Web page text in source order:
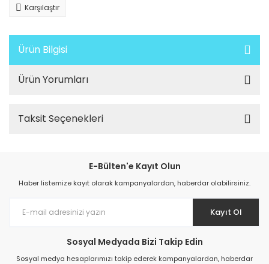
Karşılaştır
Ürün Bilgisi
Ürün Yorumları
Taksit Seçenekleri
E-Bülten'e Kayıt Olun
Haber listemize kayıt olarak kampanyalardan, haberdar olabilirsiniz.
Kayıt Ol
Sosyal Medyada Bizi Takip Edin
Sosyal medya hesaplarımızı takip ederek kampanyalardan, haberdar